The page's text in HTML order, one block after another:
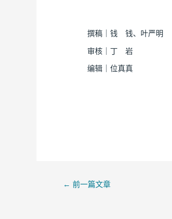
撰稿｜钱 钱、叶严明
审核｜丁 岩
编辑｜位真真
← 前一篇文章